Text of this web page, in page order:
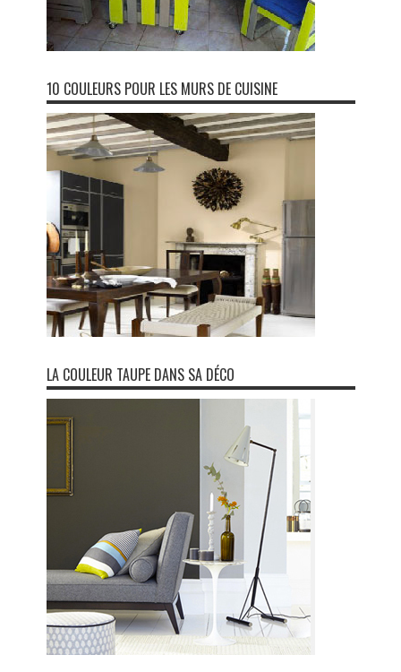
10 COULEURS POUR LES MURS DE CUISINE
LA COULEUR TAUPE DANS SA DÉCO